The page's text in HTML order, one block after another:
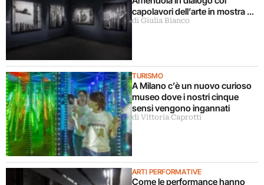
capolavori dell’arte in mostra a
Milano
di Giulia Bianco
TURISMO
A Milano c’è un nuovo curioso
museo dove i nostri cinque
sensi vengono ingannati
di Vittoria Caprotti
ARTI PERFORMATIVE
Come le performance hanno